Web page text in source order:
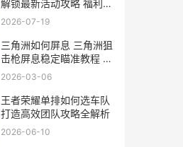
解锁最新活动攻略 福利大
放送
2026-07-19
三角洲如何屏息 三角洲狙
击枪屏息稳定瞄准教程 三
角洲怎么走
2026-03-06
王者荣耀单排如何选车队
打造高效团队攻略全解析
2026-06-10